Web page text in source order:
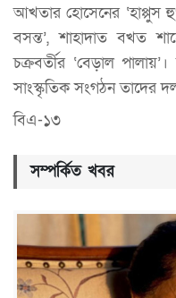
আখতার হোসেনের ‘হাপ্পুস
বসন্ত’, শাহাদাত বখত
চক্রবর্তীর ‘বেড়াল
সাংস্কৃতিক সংগঠন তাদের
বিএ-১৩
সম্পর্কিত খবর